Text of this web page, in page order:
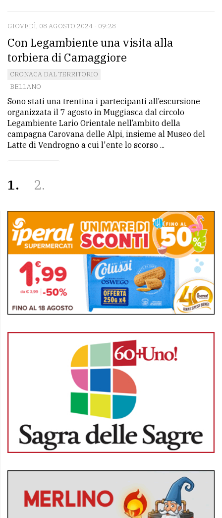
GIOVEDÌ, 08 AGOSTO 2024 - 09:28
Con Legambiente una visita alla
torbiera di Camaggiore
CRONACA DAL TERRITORIO
BELLANO
Sono stati una trentina i partecipanti all’escursione
organizzata il 7 agosto in Muggiasca dal circolo
Legambiente Lario Orientale nell’ambito della
campagna Carovana delle Alpi, insieme al Museo del
Latte di Vendrogno a cui l'ente lo scorso ...
1 2